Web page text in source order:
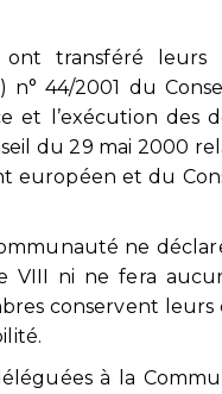
transféré leurs
44/2001 du
et l’exécution des
du 29 mai 2000
européen et du
ne
VIII ni ne fera
conservent
à la